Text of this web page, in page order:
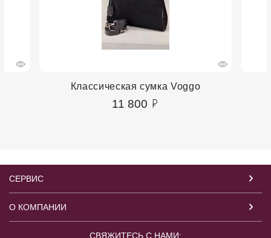
Классическая сумка Voggo
11 800
СЕРВИС
О КОМПАНИИ
СВЯЖИТЕСЬ С НАМИ: